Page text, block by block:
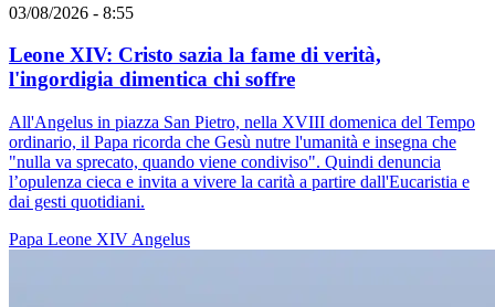
03/08/2026 - 8:55
Leone XIV: Cristo sazia la fame di verità,
l'ingordigia dimentica chi soffre
All'Angelus in piazza San Pietro, nella XVIII domenica del Tempo
ordinario, il Papa ricorda che Gesù nutre l'umanità e insegna che
"nulla va sprecato, quando viene condiviso". Quindi denuncia
l’opulenza cieca e invita a vivere la carità a partire dall'Eucaristia e
dai gesti quotidiani.
Papa Leone XIV Angelus